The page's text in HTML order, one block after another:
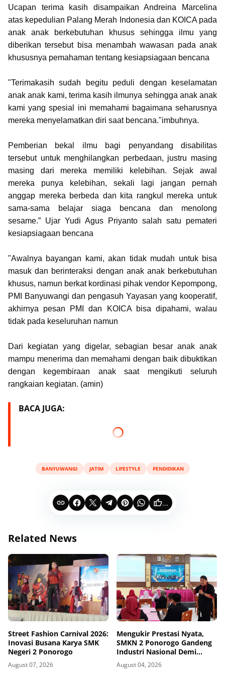
Ucapan terima kasih disampaikan Andreina Marcelina
atas kepedulian Palang Merah Indonesia dan KOICA pada
anak anak berkebutuhan khusus sehingga ilmu yang
diberikan tersebut bisa menambah wawasan pada anak
khususnya pemahaman tentang kesiapsiagaan bencana
"Terimakasih sudah begitu peduli dengan keselamatan
anak anak kami, terima kasih ilmunya sehingga anak anak
kami yang spesial ini memahami bagaimana seharusnya
mereka menyelamatkan diri saat bencana."imbuhnya.
Pemberian bekal ilmu bagi penyandang disabilitas
tersebut untuk menghilangkan perbedaan, justru masing
masing dari mereka memiliki kelebihan. Sejak awal
mereka punya kelebihan, sekali lagi jangan pernah
anggap mereka berbeda dan kita rangkul mereka untuk
sama-sama belajar siaga bencana dan menolong
sesame.” Ujar Yudi Agus Priyanto salah satu pemateri
kesiapsiagaan bencana
"Awalnya bayangan kami, akan tidak mudah untuk bisa
masuk dan berinteraksi dengan anak anak berkebutuhan
khusus, namun berkat kordinasi pihak vendor Kepompong,
PMI Banyuwangi dan pengasuh Yayasan yang kooperatif,
akhirnya pesan PMI dan KOICA bisa dipahami, walau
tidak pada keseluruhan namun
Dari kegiatan yang digelar, sebagian besar anak anak
mampu menerima dan memahami dengan baik dibuktikan
dengan kegembiraan anak saat mengikuti seluruh
rangkaian kegiatan. (amin)
BACA JUGA:
BANYUWANGI JATIM LIFESTYLE PENDIDIKAN
...
Related News
Street Fashion Carnival 2026:
Inovasi Busana Karya SMK
Negeri 2 Ponorogo
August 07, 2026
Mengukir Prestasi Nyata,
SMKN 2 Ponorogo Gandeng
Industri Nasional Demi
Sesuaikan Kurikulum
dengan Kebutuhan Dunia
August 04, 2026